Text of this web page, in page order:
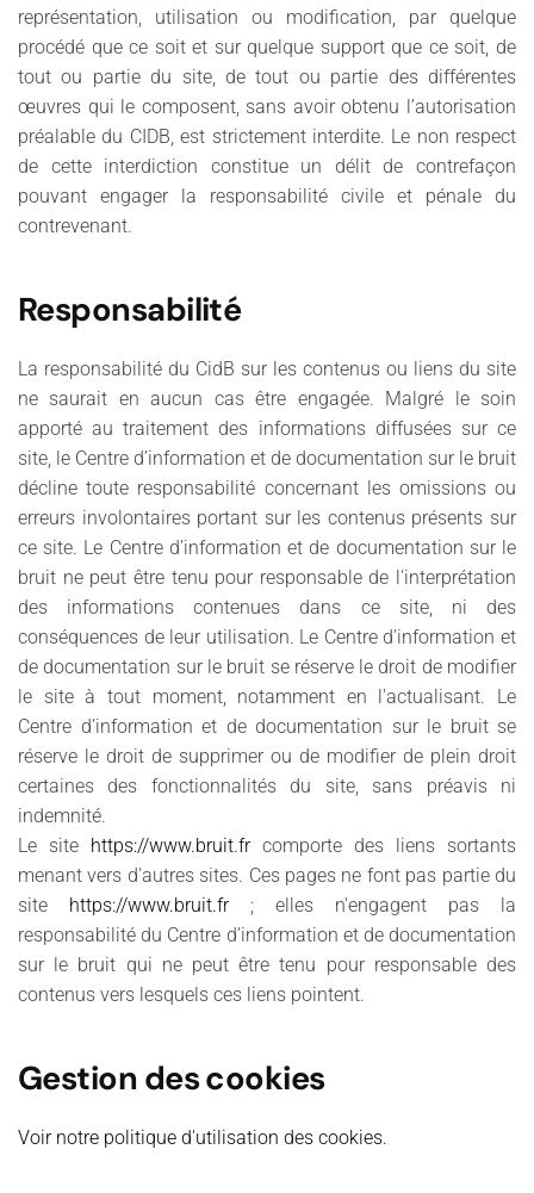
représentation, utilisation ou modification, par quelque
procédé que ce soit et sur quelque support que ce soit, de
tout ou partie du site, de tout ou partie des différentes
œuvres qui le composent, sans avoir obtenu l’autorisation
préalable du CIDB, est strictement interdite. Le non respect
de cette interdiction constitue un délit de contrefaçon
pouvant engager la responsabilité civile et pénale du
contrevenant.
Responsabilité
La responsabilité du CidB sur les contenus ou liens du site
ne saurait en aucun cas être engagée. Malgré le soin
apporté au traitement des informations diffusées sur ce
site, le Centre d’information et de documentation sur le bruit
décline toute responsabilité concernant les omissions ou
erreurs involontaires portant sur les contenus présents sur
ce site. Le Centre d’information et de documentation sur le
bruit ne peut être tenu pour responsable de l'interprétation
des informations contenues dans ce site, ni des
conséquences de leur utilisation. Le Centre d’information et
de documentation sur le bruit se réserve le droit de modifier
le site à tout moment, notamment en l'actualisant. Le
Centre d’information et de documentation sur le bruit se
réserve le droit de supprimer ou de modifier de plein droit
certaines des fonctionnalités du site, sans préavis ni
indemnité.
Le site https://www.bruit.frcomporte des liens sortants
menant vers d'autres sites. Ces pages ne font pas partie du
site https://www.bruit.fr; elles n'engagent pas la
responsabilité du Centre d’information et de documentation
sur le bruit qui ne peut être tenu pour responsable des
contenus vers lesquels ces liens pointent.
Gestion des cookies
Voir notre politique d'utilisation des cookies.